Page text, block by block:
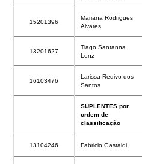
15201396
Mariana Rodrigues
Alvares
13201627
Tiago Santanna
Lenz
16103476
Larissa Redivo dos
Santos
SUPLENTES por
ordem de
classificação
13104246 Fabricio Gastaldi